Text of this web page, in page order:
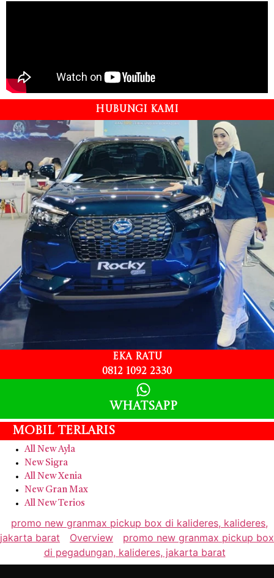
HUBUNGI KAMI
Eka Ratu
0812 1092 2330
Whatsapp
Mobil Terlaris
All New Ayla
New Sigra
All New Xenia
New Gran Max
All New Terios
promo new granmax pickup box di kalideres, kalideres,
jakarta barat
Overview
promo new granmax pickup box
di pegadungan, kalideres, jakarta barat